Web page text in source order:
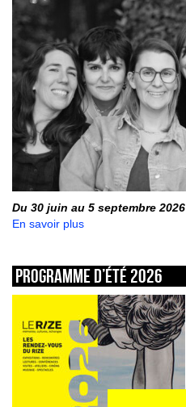
Du 30 juin au 5 septembre 2026
En savoir plus
Programme d’été 2026